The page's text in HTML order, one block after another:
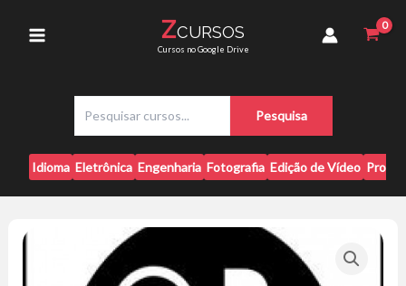
Menu
ZCURSOS
Cursos no Google Drive
s
q
u
i
a
Pesquisa
Idioma Eletrônica Engenharia Fotografia Edição de Vídeo
Alex